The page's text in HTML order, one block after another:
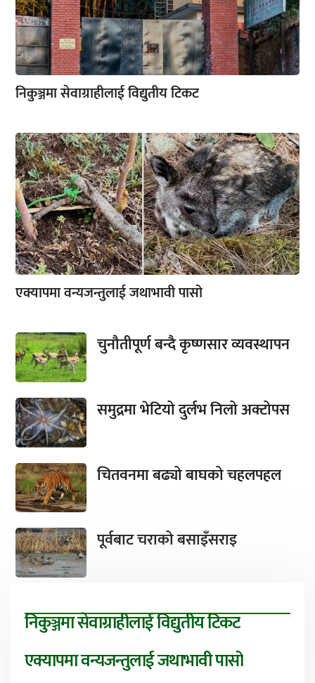
निकुञ्जमा सेवाग्राहीलाई विद्युतीय टिकट
एक्यापमा वन्यजन्तुलाई जथाभावी पासो
चुनौतीपूर्ण बन्दै कृष्णसार व्यवस्थापन
समुद्रमा भेटियो दुर्लभ निलो अक्टोपस
चितवनमा बढ्यो बाघको चहलपहल
पूर्वबाट चराको बसाइँसराइ
निकुञ्जमा सेवाग्राहीलाई विद्युतीय टिकट
एक्यापमा वन्यजन्तुलाई जथाभावी पासो